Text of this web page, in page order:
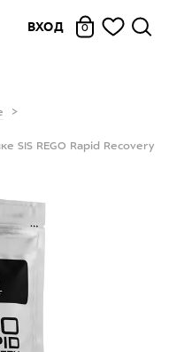
ВХОД 0
SIS REGO Rapid Recovery